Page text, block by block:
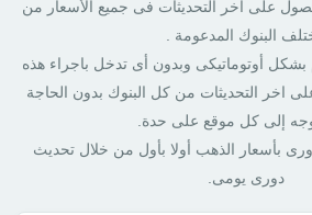
على اخر التحديثات فى جميع الأسعار من
البنوك المدعومة .
بشكل أوتوماتيكى وبدون أى تدخل باجراء هذه
اخر التحديثات من كل البنوك بدون الحاجة
إلى كل موقع على حدة.
بأسعار الذهب أولا بأول من خلال تحديث
دورى يومى.